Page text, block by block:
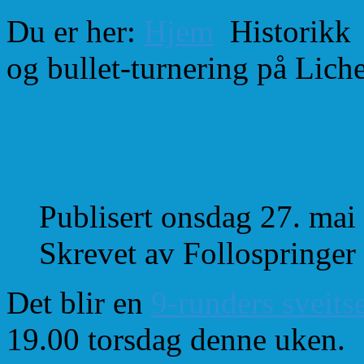
Du er her: Hjem Historikk
og bullet-turnering på
Publisert onsdag 27.
Skrevet av Follospringer
Det blir en 9-runders
19.00 torsdag denne uken.